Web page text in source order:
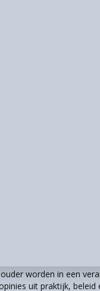
worden in een
uit praktijk, beleid